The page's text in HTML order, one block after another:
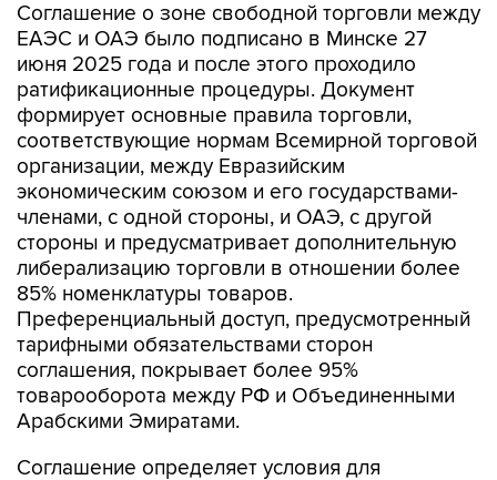
Соглашение о зоне свободной торговли между
ЕАЭС и ОАЭ было подписано в Минске 27
июня 2025 года и после этого проходило
ратификационные процедуры. Документ
формирует основные правила торговли,
соответствующие нормам Всемирной торговой
организации, между Евразийским
экономическим союзом и его государствами-
членами, с одной стороны, и ОАЭ, с другой
стороны и предусматривает дополнительную
либерализацию торговли в отношении более
85% номенклатуры товаров.
Преференциальный доступ, предусмотренный
тарифными обязательствами сторон
соглашения, покрывает более 95%
товарооборота между РФ и Объединенными
Арабскими Эмиратами.
Соглашение определяет условия для